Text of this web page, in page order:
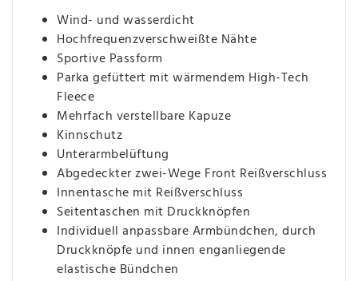
Wind- und wasserdicht
Hochfrequenzverschweißte Nähte
Sportive Passform
Parka gefüttert mit wärmendem High-Tech
Fleece
Mehrfach verstellbare Kapuze
Kinnschutz
Unterarmbelüftung
Abgedeckter zwei-Wege Front Reißverschluss
Innentasche mit Reißverschluss
Seitentaschen mit Druckknöpfen
Individuell anpassbare Armbündchen, durch
Druckknöpfe und innen enganliegende
elastische Bündchen